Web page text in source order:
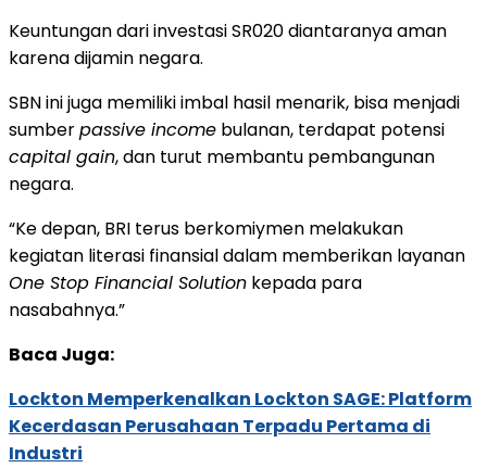
Keuntungan dari investasi SR020 diantaranya aman
karena dijamin negara.
SBN ini juga memiliki imbal hasil menarik, bisa menjadi
sumberpassive income bulanan, terdapat potensi
capital gain, dan turut membantu pembangunan
negara.
“Ke depan, BRI terus berkomiymen melakukan
kegiatan literasi finansial dalam memberikan layanan
One Stop Financial Solution kepada para
nasabahnya.”
Baca Juga:
Lockton Memperkenalkan Lockton SAGE: Platform
Kecerdasan Perusahaan Terpadu Pertama di
Industri